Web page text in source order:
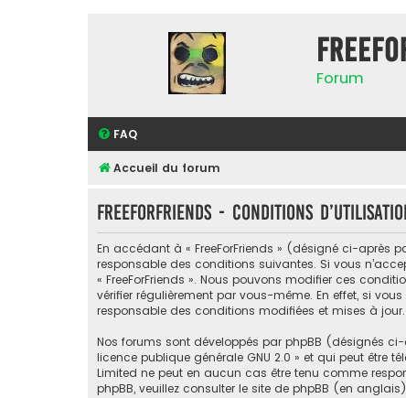
Forum
FAQ
Accueil du forum
FreeForFriends - Conditions
En accédant à « FreeForFriends » (désigné ci-après
responsable des conditions suivantes. Si vous
« FreeForFriends ». Nous pouvons modifier ces
vérifier régulièrement par vous-même. En effet, si
responsable des conditions modifiées et mises à jour.
Nos forums sont développés par phpBB (désignés
licence publique générale GNU 2.0 » et qui peut être
Limited ne peut en aucun cas être tenu comme
phpBB, veuillez consulter le site de phpBB (en